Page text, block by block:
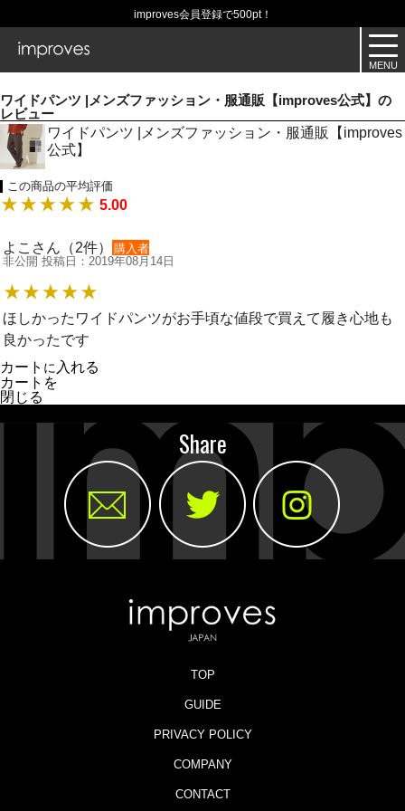
improves会員登録で500pt！
ワイドパンツ |メンズファッション・服通販【improves公式】の
レビュー
ワイドパンツ |メンズファッション・服通販【improves
公式】
この商品の平均評価
5.00
よこさん（2件）
購入者
非公開 投稿日：2019年08月14日
ほしかったワイドパンツがお手頃な値段で買えて履き心地も
良かったです
カート に入れる
カートを
閉じる
Share
TOP
GUIDE
PRIVACY POLICY
COMPANY
CONTACT